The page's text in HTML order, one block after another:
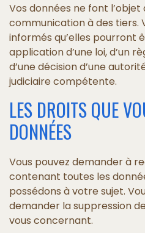
Vos données ne font l’objet
communication à des tiers.
informés qu’elles pourront
application d’une loi, d’un
d’une décision d’une
judiciaire compétente.
LES DROITS QUE
DONNÉES
Vous pouvez demander à
contenant toutes les
possédons à votre sujet.
demander la suppression
vous concernant.